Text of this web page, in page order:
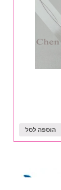
הוספה לסל